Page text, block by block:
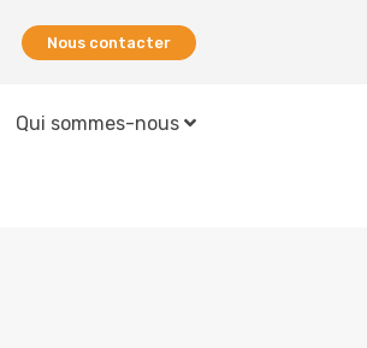
Qui sommes-nous
Nous contacter